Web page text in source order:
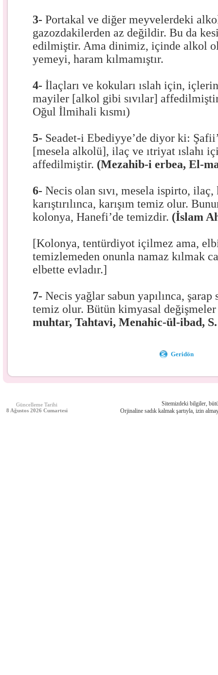
3- Portakal ve diğer meyvelerdeki
gazozdakilerden az değildir. Bu da
edilmiştir. Ama dinimiz, içinde alkol
yemeyi, haram kılmamıştır.
4- İlaçları ve kokuları ıslah için,
mayiler [alkol gibi sıvılar]
Oğul İlmihali kısmı)
5- Seadet-i Ebediyye’de diyor ki:
[mesela alkolü], ilaç ve ıtriyat ıslahı
affedilmiştir. (Mezahib-i erbea, El-
6-Necis olan sıvı, mesela ispirto,
karıştırılınca, karışım temiz olur.
kolonya, Hanefi’de temizdir. (İslam
[Kolonya, tentürdiyot içilmez ama,
temizlemeden onunla namaz kılmak
elbette evladır.]
7- Necis yağlar sabun yapılınca,
temiz olur. Bütün kimyasal
muhtar, Tahtavi, Menahic-ül-ibad,
Geridön
Güncelleme Tarihi
8 Ağustos 2026 Cumartesi
Sitemizdeki bilgiler,
Orjinaline sadık kalmak şartıyla, izin